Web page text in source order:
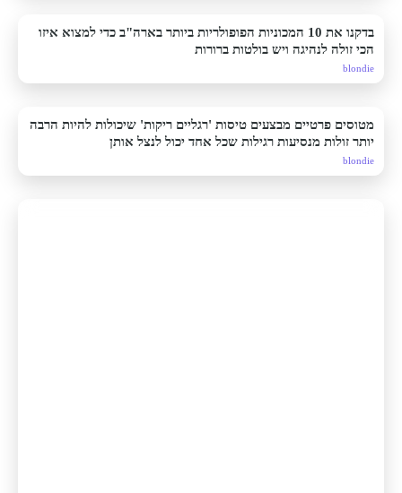
בדקנו את 10 המכוניות הפופולריות ביותר בארה"ב כדי למצוא איזו
הכי זולה לנהיגה ויש בולטות ברורות
blondie
מטוסים פרטיים מבצעים טיסות 'רגליים ריקות' שיכולות להיות הרבה
יותר זולות מנסיעות רגילות שכל אחד יכול לנצל אותן
blondie